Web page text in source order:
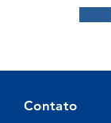
Contato